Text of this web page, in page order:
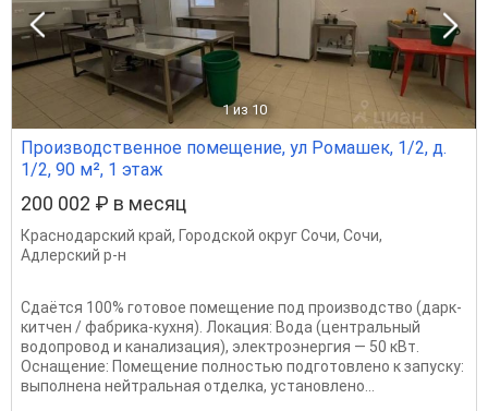
1 из 10
Производственное помещение, ул Ромашек, 1/2, д.
1/2, 90 м², 1 этаж
200 002 ₽ в месяц
Краснодарский край, Городской округ Сочи, Сочи,
Адлерский р-н
Сдаётся 100% готовое помещение под производство (дарк-
китчен / фабрика-кухня). Локация: Вода (центральный
водопровод и канализация), электроэнергия — 50 кВт.
Оснащение: Помещение полностью подготовлено к запуску:
выполнена нейтральная отделка, установлено...